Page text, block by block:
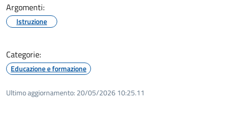
Argomenti:
Istruzione
Categorie:
Educazione e formazione
Ultimo aggiornamento: 20/05/2026 10:25.11